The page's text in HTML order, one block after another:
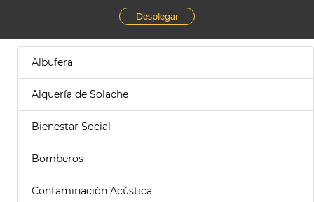
Desplegar
Albufera
Alquería de Solache
Bienestar Social
Bomberos
Contaminación Acústica